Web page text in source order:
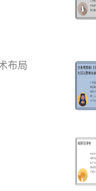
布局